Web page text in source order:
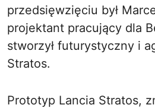
przedsięwzięciu był
projektant pracujący dla
stworzył futurystyczny i
Stratos.
Prototyp Lancia Stratos,